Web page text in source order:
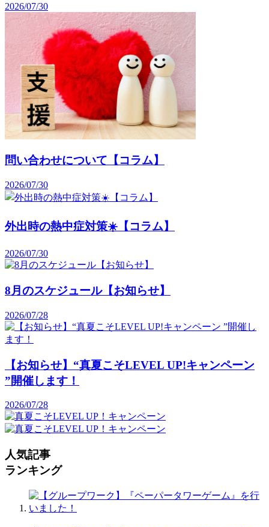
2026/07/30
問い合わせについて【コラム】
2026/07/30
外出時の熱中症対策☀️【コラム】
2026/07/30
8月のスケジュール【お知らせ】
2026/07/28
【お知らせ】“真夏こそLEVEL UP!キャンペーン
”開催します！
2026/07/28
人気記事
ランキング